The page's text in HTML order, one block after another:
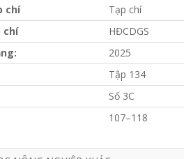
chí
Tạp chí
chí
HĐCDGS
2025
Tập 134
Số 3C
107–118